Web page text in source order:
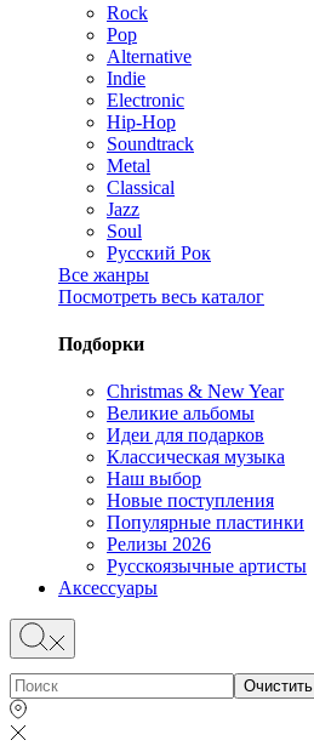
Rock
Pop
Alternative
Indie
Electronic
Hip-Hop
Soundtrack
Metal
Classical
Jazz
Soul
Русский Рок
Все жанры
Посмотреть весь каталог
Подборки
Christmas & New Year
Великие альбомы
Идеи для подарков
Классическая музыка
Наш выбор
Новые поступления
Популярные пластинки
Релизы 2026
Русскоязычные артисты
Аксессуары
Очистить